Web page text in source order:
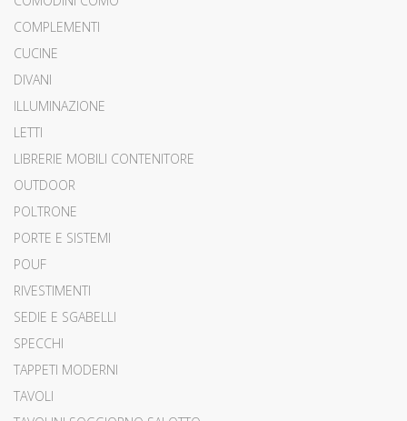
COMPLEMENTI
CUCINE
DIVANI
ILLUMINAZIONE
LETTI
LIBRERIE MOBILI CONTENITORE
OUTDOOR
POLTRONE
PORTE E SISTEMI
POUF
RIVESTIMENTI
SEDIE E SGABELLI
SPECCHI
TAPPETI MODERNI
TAVOLI